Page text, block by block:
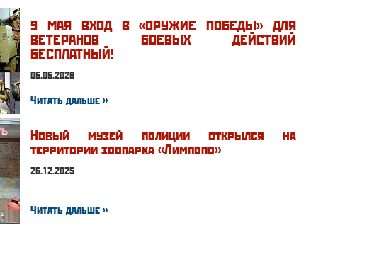
9 МАЯ ВХОД В «ОРУЖИЕ ПОБЕДЫ» ДЛЯ
ВЕТЕРАНОВ БОЕВЫХ ДЕЙСТВИЙ
БЕСПЛАТНЫЙ!
05.05.2026
Читать дальше »
Новый музей полиции открылся на
территории зоопарка «Лимпопо»
26.12.2025
Читать дальше »